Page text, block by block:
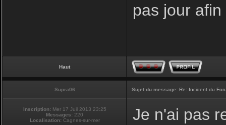
pas jour
Haut
Supra06 Sujet du message: Re: Incident du
Inscription: Mer 17 Juil 2013 23:25
Messages: 220
Localisation:Cagnes-sur-mer
Je n'ai pas